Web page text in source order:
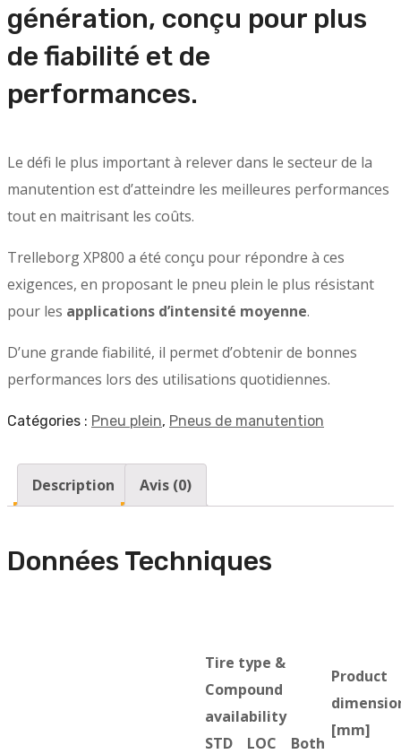
génération, conçu pour plus
de fiabilité et de
performances.
Le défi le plus important à relever dans le secteur de la
manutention est d’atteindre les meilleures performances
tout en maitrisant les coûts.
Trelleborg XP800 a été conçu pour répondre à ces
exigences, en proposant le pneu plein le plus résistant
pour les applications d’intensité moyenne.
D’une grande fiabilité, il permet d’obtenir de bonnes
performances lors des utilisations quotidiennes.
Catégories : Pneu plein, Pneus de manutention
Description Avis (0)
Données Techniques
Tire type &
Compound
availability
STD LOC Both
Product
[mm]